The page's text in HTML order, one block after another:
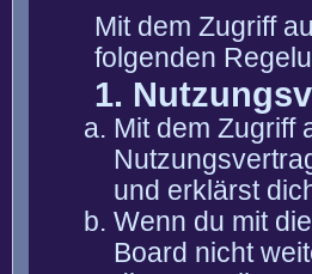
Mit dem Zugriff
folgenden
1.
Mit dem Zugriff
und erklärst
Wenn du mit
Board nicht